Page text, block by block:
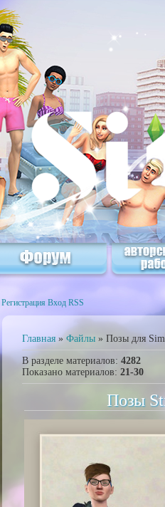
Регистрация Вход RSS
Главная» Файлы» Позы для
В разделе материалов: 4282
Показано материалов: 21-30
Позы